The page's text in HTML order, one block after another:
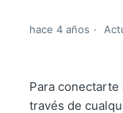
hace 4 años
Para
través de